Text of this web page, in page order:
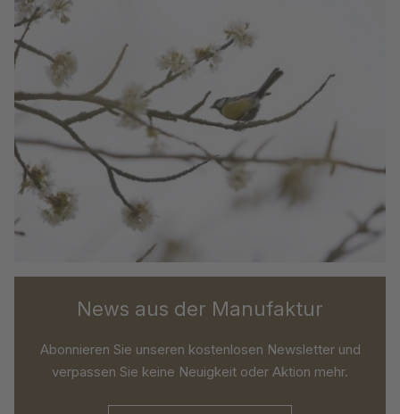
News aus der Manufaktur
Abonnieren Sie unseren kostenlosen Newsletter und
verpassen Sie keine Neuigkeit oder Aktion mehr.